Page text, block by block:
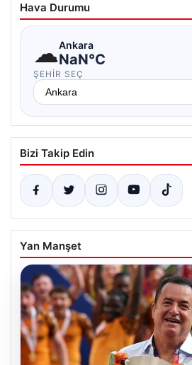
Hava Durumu
☁Ankara
NaN°C
ŞEHIR SEÇ
Bizi Takip Edin
Yan Manşet